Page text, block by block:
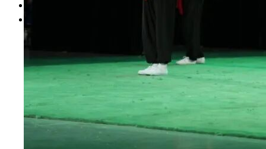
首页